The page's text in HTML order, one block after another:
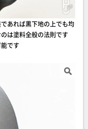
あれば黒下地の上でも均
は塗料全般の法則です
です